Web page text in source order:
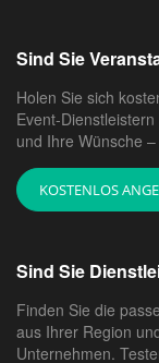
Sind Sie
Holen Sie sich
Event-
und Ihre Wünsche
KOSTENLOS
Sind Sie
Finden Sie die
aus Ihrer Region
Unternehmen.